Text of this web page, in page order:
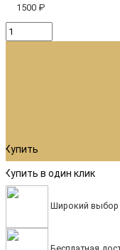
1500 ₽
Купить
Купить в один клик
Широкий выбор